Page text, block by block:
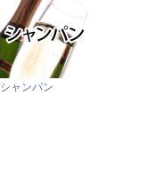
シャンパン